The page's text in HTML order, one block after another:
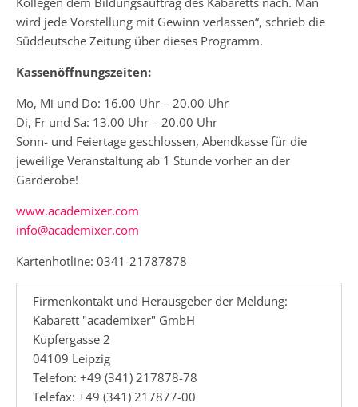
wird jede Vorstellung mit Gewinn verlassen“, schrieb die
Süddeutsche Zeitung über dieses Programm.
Kassenöffnungszeiten:
Mo, Mi und Do: 16.00 Uhr – 20.00 Uhr
Di, Fr und Sa: 13.00 Uhr – 20.00 Uhr
Sonn- und Feiertage geschlossen, Abendkasse für die
jeweilige Veranstaltung ab 1 Stunde vorher an der
Garderobe!
www.academixer.com
info@academixer.com
Kartenhotline: 0341-21787878
Firmenkontakt und Herausgeber der Meldung:
Kabarett "academixer" GmbH
Kupfergasse 2
04109 Leipzig
Telefon: +49 (341) 217878-78
Telefax: +49 (341) 217877-00